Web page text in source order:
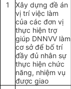
1
Xây dựng đề án
vị trí việc làm
của các đơn vị
thực hiện trợ
giúp DNNVV làm
cơ sở để bố trí
đầy đủ nhân sự
thực hiện chức
năng, nhiệm vụ
được giao